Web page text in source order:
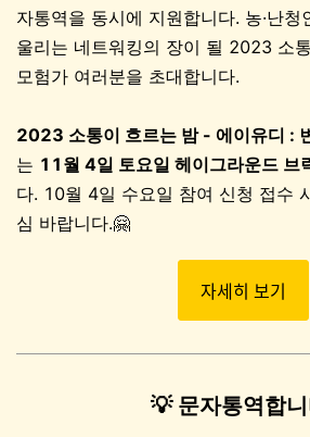
자통역을 동시에 지원합니다. 농·난청
울리는 네트워킹의 장이 될 2023 소
모험가 여러분을 초대합니다.
2023 소통이 흐르는 밤 - 에이유디 :
는 11월 4일 토요일 헤이그라운드 브
다. 10월 4일 수요일 참여 신청 접수
심 바랍니다.🤗
자세히 보기
💡 문자통역합